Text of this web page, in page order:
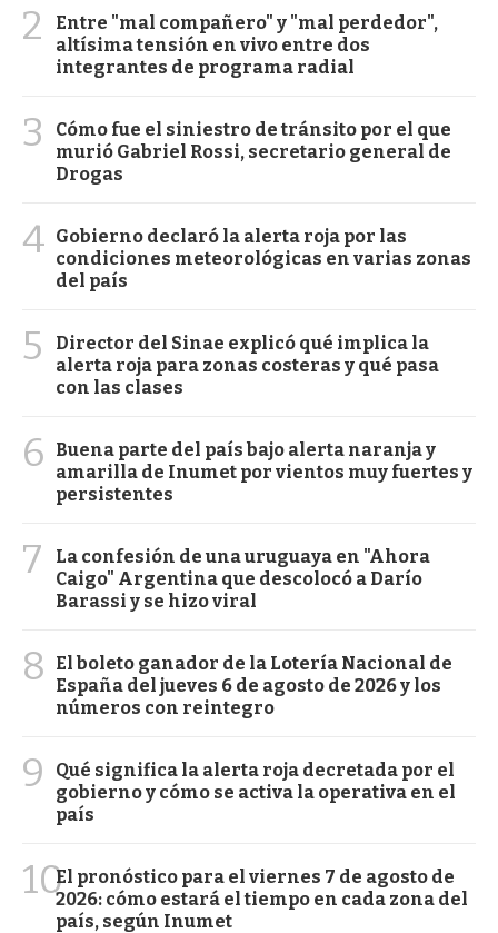
2
Entre "mal compañero" y "mal perdedor",
altísima tensión en vivo entre dos
integrantes de programa radial
3
Cómo fue el siniestro de tránsito por el que
murió Gabriel Rossi, secretario general de
Drogas
4 Gobierno declaró la alerta roja por las
condiciones meteorológicas en varias zonas
del país
5
Director del Sinae explicó qué implica la
alerta roja para zonas costeras y qué pasa
con las clases
6
Buena parte del país bajo alerta naranja y
amarilla de Inumet por vientos muy fuertes y
persistentes
7
La confesión de una uruguaya en "Ahora
Caigo" Argentina que descolocó a Darío
Barassi y se hizo viral
8
El boleto ganador de la Lotería Nacional de
España del jueves 6 de agosto de 2026 y los
números con reintegro
9
Qué significa la alerta roja decretada por el
gobierno y cómo se activa la operativa en el
país
10El pronóstico para el viernes 7 de agosto de
2026: cómo estará el tiempo en cada zona del
país, según Inumet